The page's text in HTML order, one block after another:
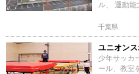
ル、 運動
千葉県
ユニオン
少年サッカ
ール、教室